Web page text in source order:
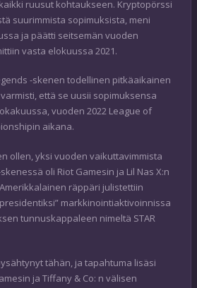
ruusut kohtaukseen. Kryptopörssi
suurimmista sopimuksista, meni
ja päätti seitsemän vuoden
vasta elokuussa 2021.
-skenen todellinen pitkäaikainen
että se uusii sopimuksensa
vuoden 2022 League of
aikana.
ollen, yksi vuoden vaikuttavimmista
oli Riot Gamesin ja Lil Nas X:n
räppäri julistettiin
markkinointiaktivoinnissa
tunnuskappaleen nimeltä STAR
tähän, ja tapahtuma lisäsi
ja Tiffany & Co: n välisen